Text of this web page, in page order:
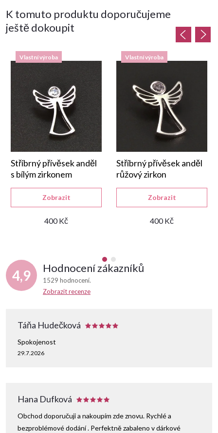
K tomuto produktu doporučujeme
ještě dokoupit
Vlastní výroba
Stříbrný přívěsek anděl
s bílým zirkonem
400 Kč
Zobrazit
Vlastní výroba
Stříbrný přívěsek anděl
růžový zirkon
400 Kč
Zobrazit
4,9 Hodnocení zákazníků
1529 hodnocení
Zobrazit recenze
Táňa Hudečková
29.7.2026
Spokojenost
Hana Dufková
Obchod doporučuji a nakoupím zde znovu. Rychlé a
bezproblémové dodání . Perfektně zabaleno v dárkové